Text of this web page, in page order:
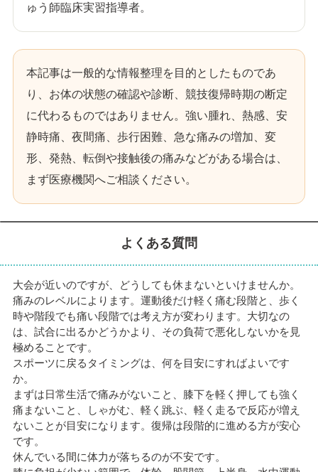
ゅう師臨床実習指導者。
本記事は一般的な情報整理を目的としたものであ
り、お体の状態の確認や診断、競技復帰時期の断定
に代わるものではありません。強い腫れ、熱感、安
静時痛、夜間痛、歩行困難、急な痛みの増加、変
形、発熱、転倒や接触後の痛みなどがある場合は、
まず医療機関へご相談ください。
よくある質問
大会が近いのですが、どうしても休まないといけませんか。
痛みのレベルによります。運動後だけ軽く痛む段階と、歩く
時や階段でも痛い段階では考え方が変わります。大切なの
は、試合に出るかどうかより、その負荷で悪化しないかを見
極めることです。
スポーツに戻るタイミングは、何を目安にすればよいです
か。
まずは日常生活で痛みがないこと、膝下を軽く押しても強く
痛まないこと、しゃがむ、軽く跳ぶ、軽く走るで反応が増え
ないことが目安になります。復帰は段階的に進める方が安心
です。
休んでいる間に体力が落ちるのが不安です。